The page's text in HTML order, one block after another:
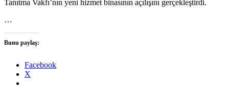
Tanıtma Vakfı’nın yeni hizmet binasının açılışını gerçekleştirdi.
…
Bunu paylaş:
Facebook
X